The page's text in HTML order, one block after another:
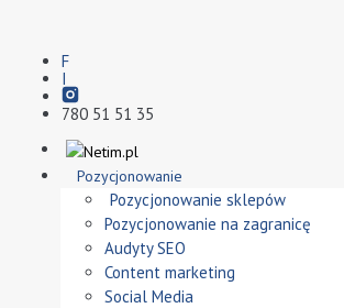
F
I
780 51 51 35
Pozycjonowanie
Pozycjonowanie sklepów
Pozycjonowanie na zagranicę
Audyty SEO
Content marketing
Social Media